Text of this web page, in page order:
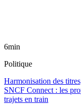
6min
Politique
Harmonisation des
SNCF Connect : les
trajets en train